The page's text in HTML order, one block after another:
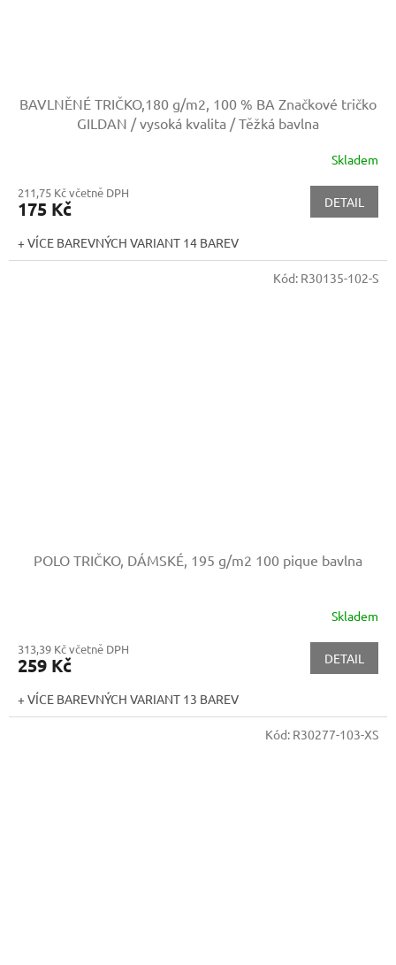
BAVLNĚNÉ TRIČKO,180 g/m2, 100 % BA Značkové tričko
GILDAN / vysoká kvalita / Těžká bavlna
Skladem
211,75 Kč včetně DPH
175 Kč DETAIL
+ VÍCE BAREVNÝCH VARIANT 14 BAREV
POLO TRIČKO, DÁMSKÉ, 195 g/m2 100 pique bavlna
Skladem
313,39 Kč včetně DPH
259 Kč DETAIL
+ VÍCE BAREVNÝCH VARIANT 13 BAREV
Kód: R30135-102-S
Kód: R30277-103-XS